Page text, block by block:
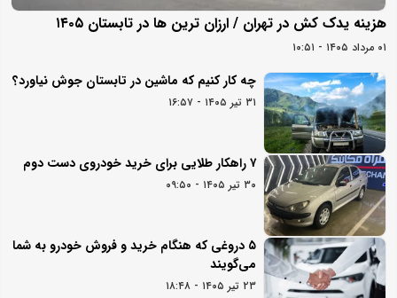
هزینه یدک کش در تهران / ارزان ترین ها در تابستان ۱۴۰۵
۰۱ مرداد ۱۴۰۵ - ۱۰:۵۱
چه کار کنیم که ماشین در تابستان جوش نیاورد؟
۳۱ تیر ۱۴۰۵ - ۱۶:۵۷
۷ راهکار طلایی برای خرید خودروی دست دوم
۳۰ تیر ۱۴۰۵ - ۰۹:۵۰
۵ دروغی که هنگام خرید و فروش خودرو به شما
می‌گویند
۲۳ تیر ۱۴۰۵ - ۱۸:۴۸